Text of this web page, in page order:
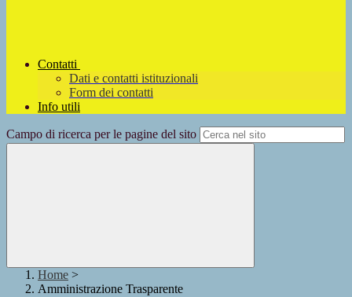
Contatti
Dati e contatti istituzionali
Form dei contatti
Info utili
Campo di ricerca per le pagine del sito
Home >
Amministrazione Trasparente